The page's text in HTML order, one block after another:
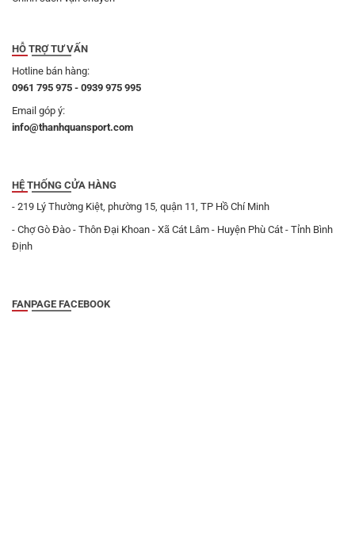
HỖ TRỢ TƯ VẤN
Hotline bán hàng:
0961 795 975 - 0939 975 995
Email góp ý:
info@thanhquansport.com
HỆ THỐNG CỬA HÀNG
- 219 Lý Thường Kiệt, phường 15, quận 11, TP Hồ Chí Minh
- Chợ Gò Đào - Thôn Đại Khoan - Xã Cát Lâm - Huyện Phù Cát - Tỉnh Bình
Định
FANPAGE FACEBOOK